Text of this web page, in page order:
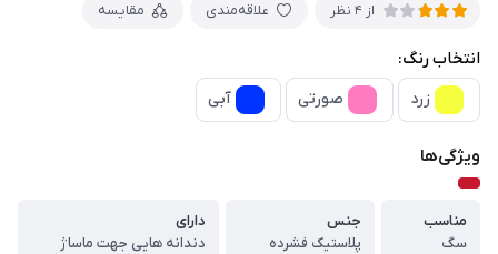
از 4 نظر علاقه‌مندی مقایسه
انتخاب رنگ:
زرد صورتی آبی
ویژگی‌ها
مناسب
سگ
جنس
پلاستیک فشرده
دارای
دندانه هایی جهت ماساژ